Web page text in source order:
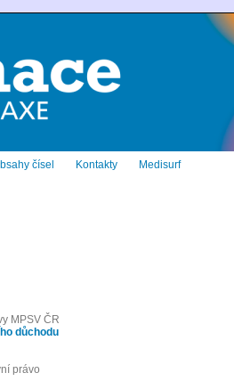
čísel Kontakty Medisurf
MPSV ČR
důchodu
právo